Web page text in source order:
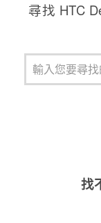
尋找 HTC
找